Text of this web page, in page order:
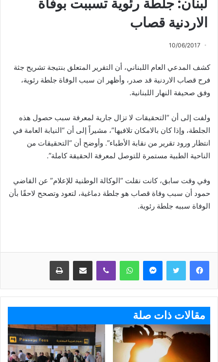
لبنان: جلطة رئوية تسببت بوفاة
الاردنية قصاب
10/06/2017
كشف المدعي العام اللبناني، أن التقرير المتعلق بنتيجة تشريح جثة
فرح قصاب الاردنية قد صدر، وأظهر ان سبب الوفاة جلطة رئوية،
وفق صحيفة النهار اللبنانية.
ولفت إلى أن “التحقيقات لا تزال جارية لمعرفة سبب حصول هذه
الجلطة، وإذا كان بالامكان تلافيها”، مشيراً إلى أن “النيابة العامة في
انتظار ورود تقرير من نقابة الأطباء”. وأوضح أن “التحقيقات من
الناحية الطبية مستمرة للتوصل لمعرفة الحقيقة كاملة”.
وفي وقت سابق، كانت نقلت “الوكالة الوطنية للإعلام” عن القاضي
حمود أن سبب وفاة قصاب هو جلطة دماغية، لتعود وتصحح لاحقًا بأن
الوفاة سببه جلطة رئوية.
ماسنجر واتساب ڤايبر مشاركة عبر البريد طباعة
مقالات ذات صلة